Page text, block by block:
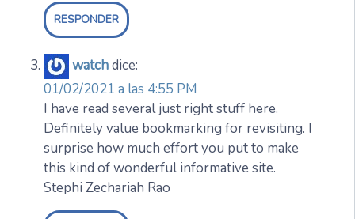
RESPONDER
watchdice:
01/02/2021 a las 4:55 PM
I have read several just right stuff here.
Definitely value bookmarking for revisiting. I
surprise how much effort you put to make
this kind of wonderful informative site.
Stephi Zechariah Rao